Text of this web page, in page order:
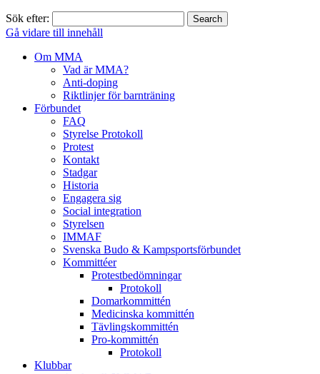
Sök efter:
Gå vidare till innehåll
Om MMA
Vad är MMA?
Anti-doping
Riktlinjer för barnträning
Förbundet
FAQ
Styrelse Protokoll
Protest
Kontakt
Stadgar
Historia
Engagera sig
Social integration
Styrelsen
IMMAF
Svenska Budo & Kampsportsförbundet
Kommittéer
Protestbedömningar
Protokoll
Domarkommittén
Medicinska kommittén
Tävlingskommittén
Pro-kommittén
Protokoll
Klubbar